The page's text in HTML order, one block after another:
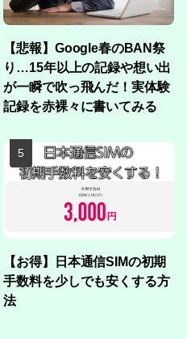
【悲報】Google春のBAN祭
り…15年以上の記録や想い出
が一瞬で吹っ飛んだ！実体験
記録を赤裸々に書いてみる
【お得】日本通信SIMの初期
手数料を少しでも安くする方
法